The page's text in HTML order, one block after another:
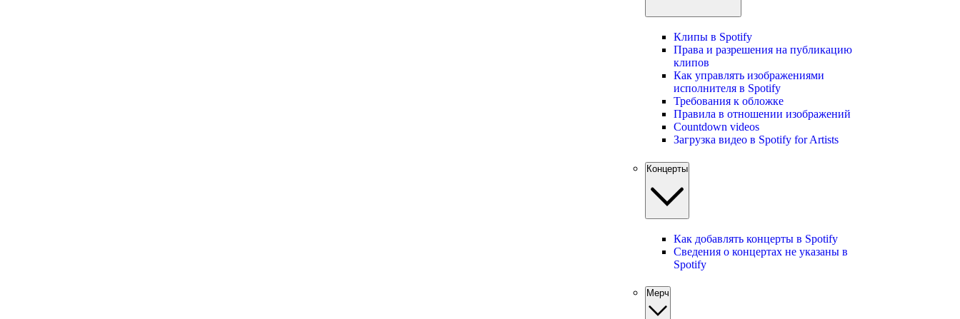
Клипы в Spotify
Права и разрешения на публикацию
клипов
Как управлять изображениями
исполнителя в Spotify
Требования к обложке
Правила в отношении изображений
Countdown videos
Загрузка видео в Spotify for Artists
Концерты
Как добавлять концерты в Spotify
Сведения о концертах не указаны в
Spotify
Мерч